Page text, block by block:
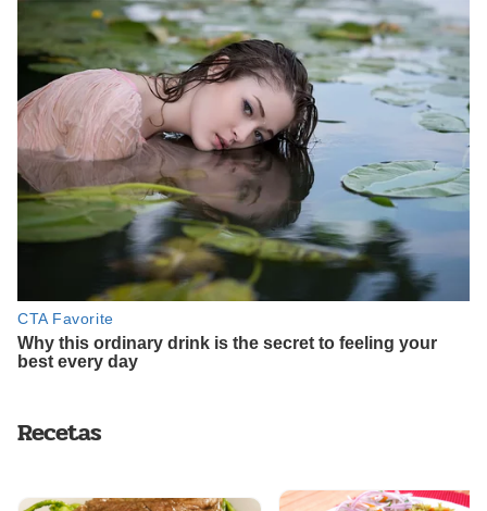
Recetas